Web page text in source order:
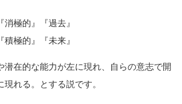
極的』『過去』
極的』『未来』
潜在的な能力が左に現れ、自らの意志で開
れる。とする説です。